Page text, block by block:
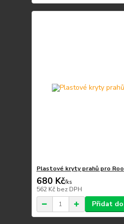
Plastové kryty prahů pro
680 Kč/ks
562 Kč bez DPH
Přidat